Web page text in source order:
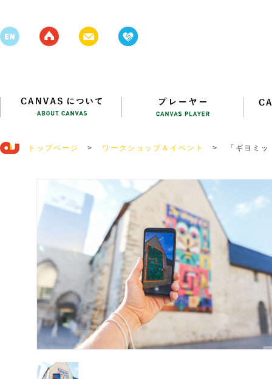
トップページ > ワークショップ＆イベント >
「ギヨミ